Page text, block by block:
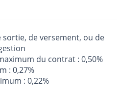
sortie, de versement, ou de
du contrat : 0,50%
: 0,27%
: 0,22%